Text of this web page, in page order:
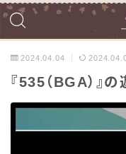
2024.04.04
『535（BGA）』